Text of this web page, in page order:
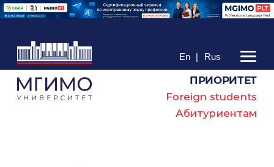
En | Rus
ПРИОРИТЕТ
Foreign students
Абитуриентам